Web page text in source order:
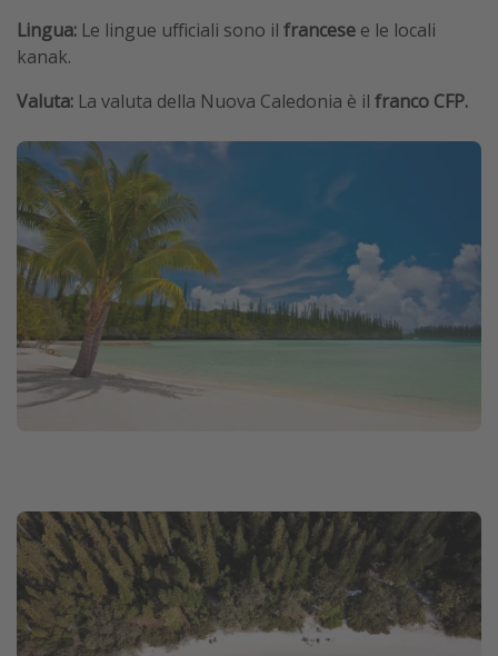
Lingua: Le lingue ufficiali sono il francese e le locali
kanak.
Valuta: La valuta della Nuova Caledonia è il franco CFP.